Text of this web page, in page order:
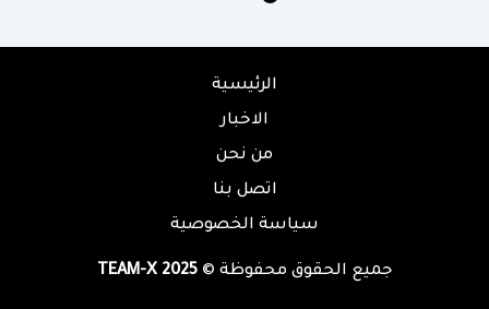
الرئيسية
الاخبار
من نحن
اتصل بنا
سياسة الخصوصية
جميع الحقوق محفوظة ©TEAM-X 2025